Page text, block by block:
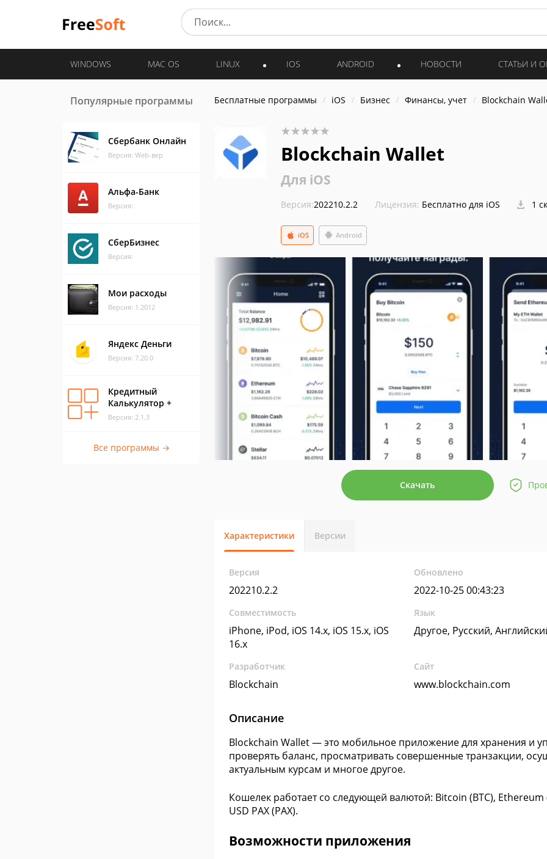
WINDOWS MAC OS LINUX IOS ANDROID НОВОСТИ СТАТЬИ И
Популярные программы
Сбербанк Онлайн
Версия: Web-вер
Альфа-Банк
Версия:
СберБизнес
Версия:
Мои расходы
Версия: 1.2012
Яндекс Деньги
Версия: 7.20.0
Кредитный
Калькулятор +
Версия: 2.1.3
Все программы →
Бесплатные программы iOS Бизнес Финансы, учет Blockchain
Blockchain Wallet
Для iOS
Версия:202210.2.2 Лицензия: Бесплатно для iOS 1
Android
iOS
Скачать
Характеристики Версии
Версия
202210.2.2
Обновлено
2022-10-25 00:43:23
Совместимость
iPhone, iPod, iOS 14.x, iOS 15.x, iOS
16.x
Язык
Другое, Русский,
Разработчик
Blockchain
Сайт
www.blockchain.com
Описание
Blockchain Wallet — это мобильное приложение для хранения и
проверять баланс, просматривать совершенные транзакции,
актуальным курсам и многое другое.
Кошелек работает со следующей валютой: Bitcoin (BTC), Ethereum
USD PAX (PAX).
Возможности приложения